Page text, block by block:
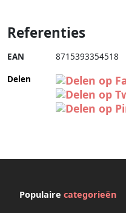
Referenties
EAN 8715393354518
Delen
Populaire categorieën